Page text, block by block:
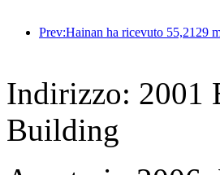
Indirizzo: 2001
Building